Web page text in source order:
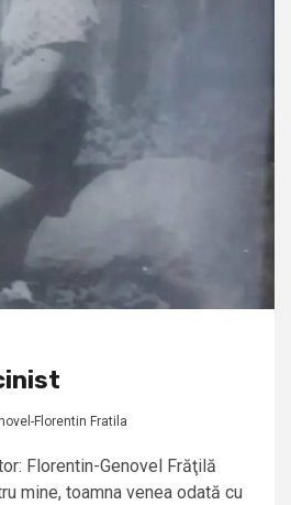
Florentin Fratila
Florentin-Genovel Frăţilă
mine, toamna venea odată cu